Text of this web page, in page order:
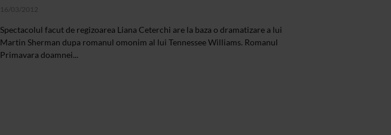
16/03/2012
Spectacolul facut de regizoarea Liana Ceterchi are la baza o dramatizare a lui
Martin Sherman dupa romanul omonim al lui Tennessee Williams. Romanul
Primavara doamnei...